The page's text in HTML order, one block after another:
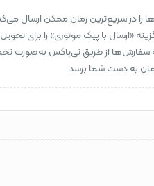
را در سریع‌ترین زمان ممکن ارسال
«ارسال با پیک موتوری» را برای
سفارش‌ها از طریق تی‌پاکس به‌صورت
به دست شما برسد.